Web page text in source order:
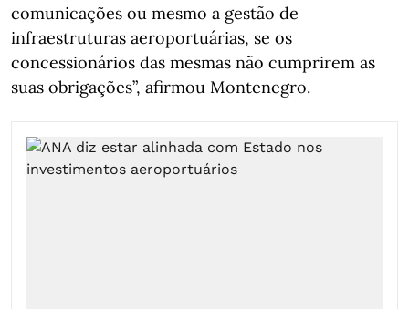
comunicações ou mesmo a gestão de
infraestruturas aeroportuárias, se os
concessionários das mesmas não cumprirem as
suas obrigações”, afirmou Montenegro.